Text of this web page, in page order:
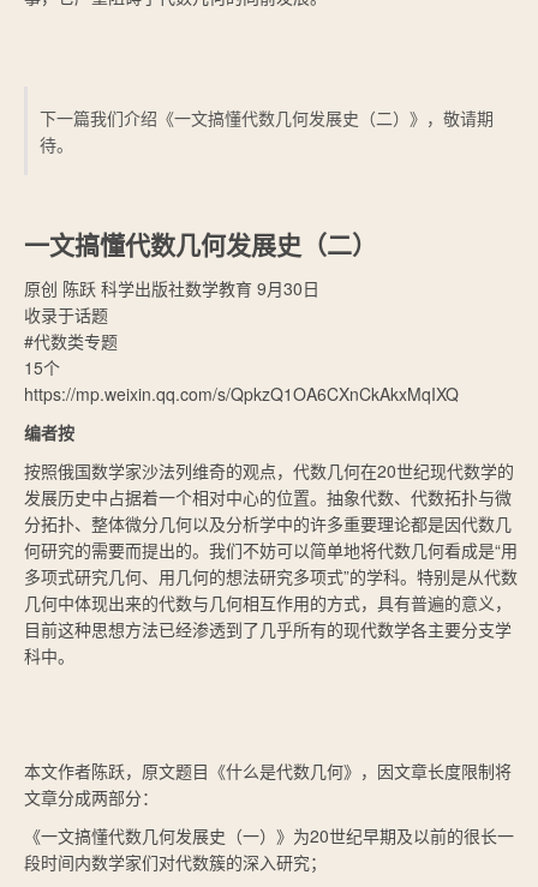
下一篇我们介绍《一文搞懂代数几何发展史（二）》，敬请期
待。
一文搞懂代数几何发展史（二）
原创 陈跃 科学出版社数学教育 9月30日
收录于话题
#代数类专题
15个
https://mp.weixin.qq.com/s/QpkzQ1OA6CXnCkAkxMqIXQ
编者按
按照俄国数学家沙法列维奇的观点，代数几何在20世纪现代数学的
发展历史中占据着一个相对中心的位置。抽象代数、代数拓扑与微
分拓扑、整体微分几何以及分析学中的许多重要理论都是因代数几
何研究的需要而提出的。我们不妨可以简单地将代数几何看成是“用
多项式研究几何、用几何的想法研究多项式”的学科。特别是从代数
几何中体现出来的代数与几何相互作用的方式，具有普遍的意义，
目前这种思想方法已经渗透到了几乎所有的现代数学各主要分支学
科中。
本文作者陈跃，原文题目《什么是代数几何》，因文章长度限制将
文章分成两部分：
《一文搞懂代数几何发展史（一）》为20世纪早期及以前的很长一
段时间内数学家们对代数簇的深入研究；